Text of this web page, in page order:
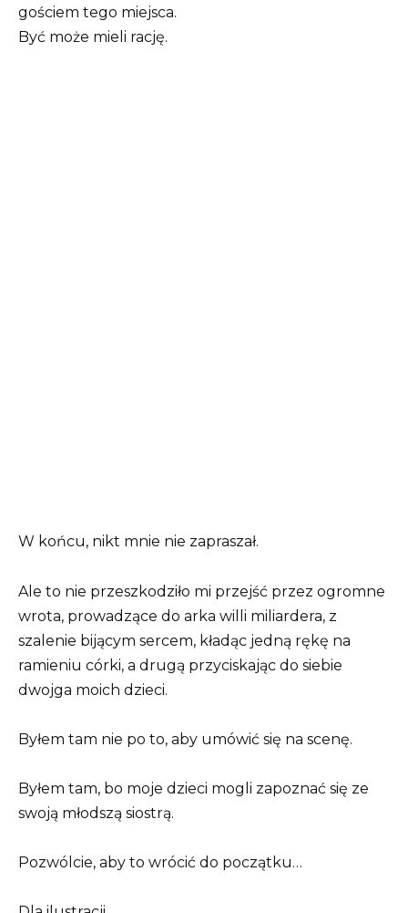
gościem tego miejsca.
Być może mieli rację.
W końcu, nikt mnie nie zapraszał.
Ale to nie przeszkodziło mi przejść przez ogromne
wrota, prowadzące do arka willi miliardera, z
szalenie bijącym sercem, kładąc jedną rękę na
ramieniu córki, a drugą przyciskając do siebie
dwojga moich dzieci.
Byłem tam nie po to, aby umówić się na scenę.
Byłem tam, bo moje dzieci mogli zapoznać się ze
swoją młodszą siostrą.
Pozwólcie, aby to wrócić do początku…